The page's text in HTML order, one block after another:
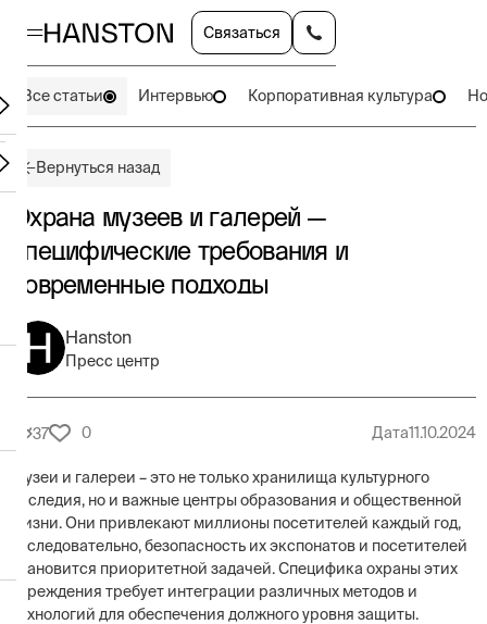
Связаться
Все статьи Интервью Корпоративная культура
Вернуться назад
Охрана музеев и галерей —
специфические требования и
современные подходы
Hanston
Пресс центр
37 0 Дата11.10.2024
Музеи и галереи – это не только хранилища культурного
наследия, но и важные центры образования и общественной
жизни. Они привлекают миллионы посетителей каждый год,
и, следовательно, безопасность их экспонатов и посетителей
становится приоритетной задачей. Специфика охраны этих
учреждения требует интеграции различных методов и
технологий для обеспечения должного уровня защиты.